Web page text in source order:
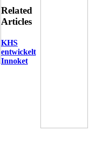
Related
Articles
KHS
entwickelt
Innoket